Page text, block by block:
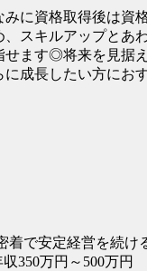
みに資格取得後は資
、スキルアップとあ
せます◎将来を見据
に成長したい方にお
着で安定経営を続
350万円～500万円